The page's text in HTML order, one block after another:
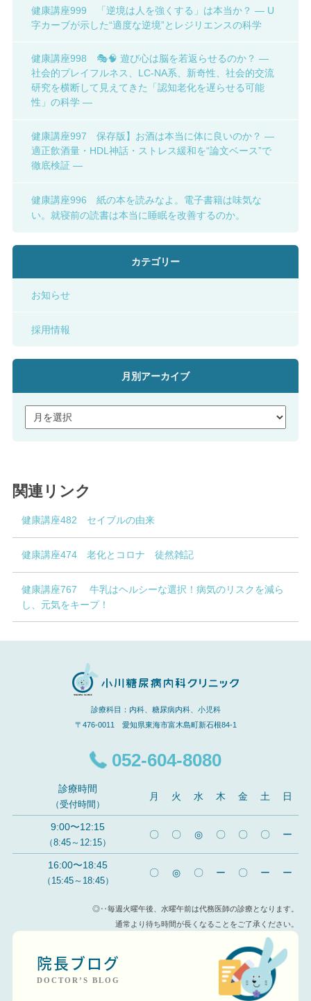
健康講座999 「逆境は人を強くする」は本当か？ ― U
字カーブが示した“適度な逆境”とレジリエンスの科学
健康講座998 🎭🧠 遊び心は脳を若返らせるのか？ ―
社会的プレイフルネス、LC-NA系、新奇性、社会的交流
研究を横断して見えてきた「認知老化を遅らせる可能
性」の科学 ―
健康講座997 保存版】お酒は本当に体に良いのか？ ―
適正飲酒量・HDL神話・ストレス緩和を“論文ベース”で
徹底検証 ―
健康講座996 紙の本を読みなよ。電子書籍は味気な
い。就寝前の読書は本当に睡眠を改善するのか。
カテゴリー
お知らせ
採用情報
月別アーカイブ
関連リンク
健康講座482 セイブルの由来
健康講座474 老化とコロナ 徒然雑記
健康講座767 牛乳はヘルシーな選択！病気のリスクを減ら
し、元気をキープ！
診療科目：内科、糖尿病内科、小児科
〒476-0011 愛知県東海市富木島町新石根84-1
052-604-8080
診療時間
（受付時間）
月 火 水 木 金 土 日
9:00〜12:15
（8:45～12:15）
〇 〇 ◎ 〇 〇 〇 ー
16:00〜18:45
（15:45～18:45）
〇 ◎ 〇 ー 〇 ー ー
◎‥毎週火曜午後、水曜午前は代務医師の診療となります。
通常より待ち時間が長くなることをご了承ください。
院長ブログ
DOCTOR’S BLOG